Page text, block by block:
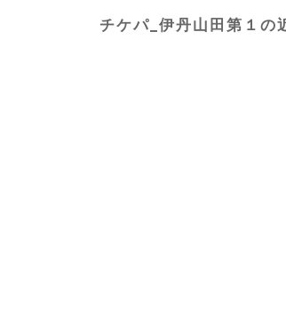
チケパ_伊丹山田第１の